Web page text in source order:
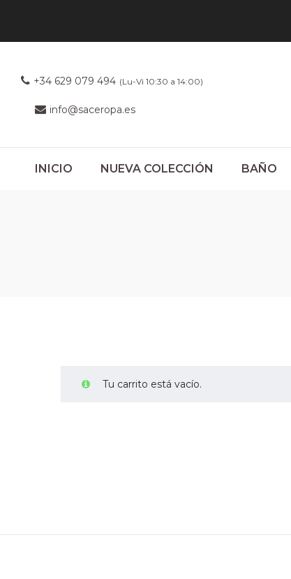
+34 629 079 494 (Lu-Vi 10:30 a 14:00)
info@saceropa.es
INICIO NUEVA COLECCIÓN BAÑO
Tu carrito está vacío.